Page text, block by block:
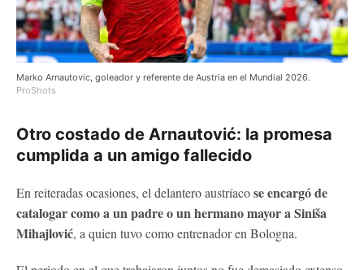
Marko Arnautovic, goleador y referente de Austria en el Mundial 2026.
ProShots
Otro costado de Arnautović: la promesa
cumplida a un amigo fallecido
En reiteradas ocasiones, el delantero austríacose encargó de
catalogar como a un padre o un hermano mayor a Siniša
Mihajlović, a quien tuvo como entrenador en Bologna.